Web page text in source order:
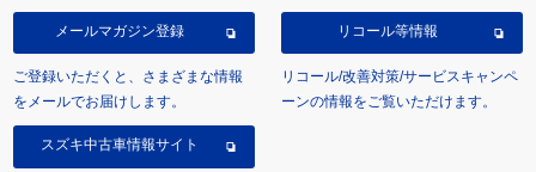
メールマガジン登録
ご登録いただくと、さまざまな情報
をメールでお届けします。
リコール等情報
リコール/改善対策/サービスキャンペ
ーンの情報をご覧いただけます。
スズキ中古車情報サイト